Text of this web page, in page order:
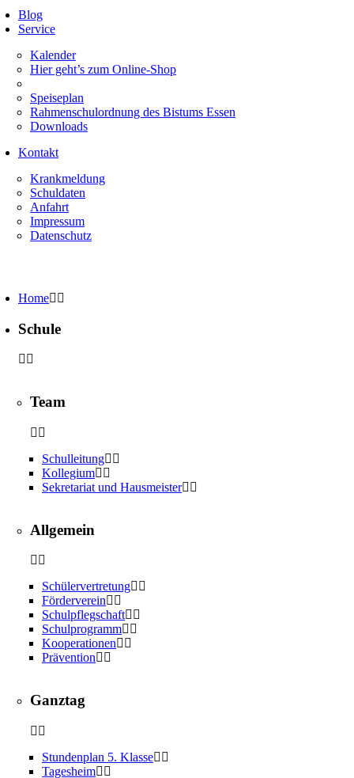
Blog
Service
Kalender
Hier geht’s zum Online-Shop
Speiseplan
Rahmenschulordnung des Bistums Essen
Downloads
Kontakt
Krankmeldung
Schuldaten
Anfahrt
Impressum
Datenschutz
Home
Schule
Team
Schulleitung
Kollegium
Sekretariat und Hausmeister
Allgemein
Schülervertretung
Förderverein
Schulpflegschaft
Schulprogramm
Kooperationen
Prävention
Ganztag
Stundenplan 5. Klasse
Tagesheim